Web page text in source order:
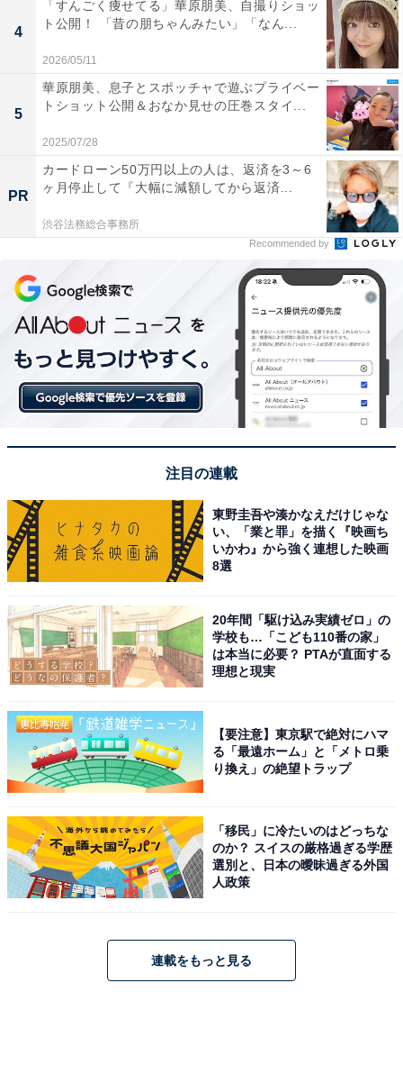
4
「すんごく痩せてる」華原朋美、自撮りショッ
ト公開！ 「昔の朋ちゃんみたい」「なん...
2026/05/11
5
華原朋美、息子とスポッチャで遊ぶプライベー
トショット公開＆おなか見せの圧巻スタイ...
2025/07/28
PR
カードローン50万円以上の人は、返済を3～6
ヶ月停止して『大幅に減額してから返済...
渋谷法務総合事務所
Recommended by
注目の連載
東野圭吾や湊かなえだけじゃな
い、「業と罪」を描く『映画ち
いかわ』から強く連想した映画
8選
20年間「駆け込み実績ゼロ」の
学校も…「こども110番の家」
は本当に必要？ PTAが直面する
理想と現実
【要注意】東京駅で絶対にハマ
る「最遠ホーム」と「メトロ乗
り換え」の絶望トラップ
「移民」に冷たいのはどっちな
のか？ スイスの厳格過ぎる学歴
選別と、日本の曖昧過ぎる外国
人政策
連載をもっと見る